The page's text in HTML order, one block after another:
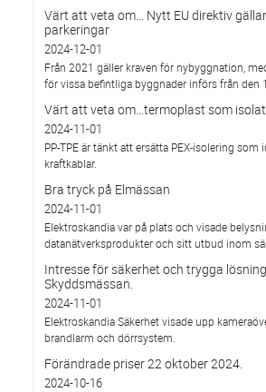
Värt att veta om… Nytt EU direktiv
parkeringar
2024-12-01
Från 2021 gäller kraven för nybyggnation,
för vissa befintliga byggnader införs från den
Värt att veta om…termoplast som
2024-11-01
PP-TPE är tänkt att ersätta PEX-isolering som
kraftkablar.
Bra tryck på Elmässan
2024-11-01
Elektroskandia var på plats och visade
datanätverksprodukter och sitt utbud inom
Intresse för säkerhet och trygga
Skyddsmässan.
2024-11-01
Elektroskandia Säkerhet visade upp
brandlarm och dörrsystem.
Förändrade priser 22 oktober 2024.
2024-10-16